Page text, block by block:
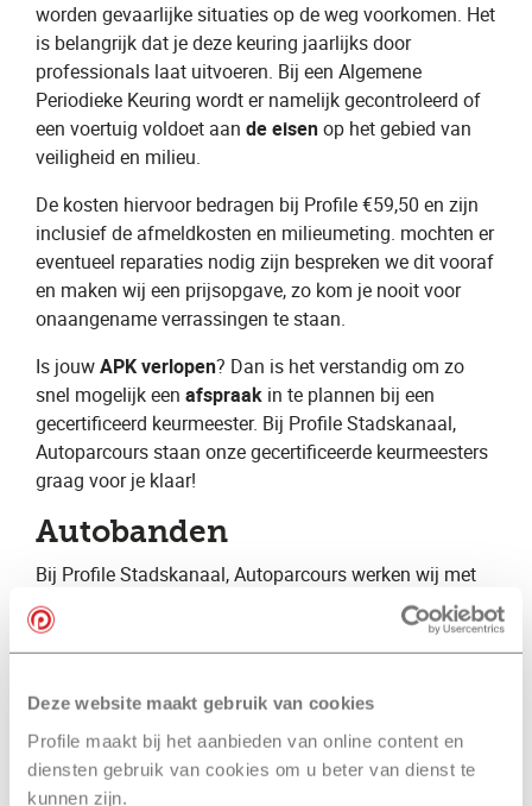
Deze website maakt gebruik van cookies
Profile maakt bij het aanbieden van online content en
diensten gebruik van cookies om u beter van dienst te
kunnen zijn.
worden gevaarlijke situaties op de weg voorkomen. Het
is belangrijk dat je deze keuring jaarlijks door
professionals laat uitvoeren. Bij een Algemene
Periodieke Keuring wordt er namelijk gecontroleerd of
een voertuig voldoet aan ​ de eisen​ op het gebied van
veiligheid en milieu.
De kosten hiervoor bedragen bij Profile €59,50 en zijn
inclusief de afmeldkosten en milieumeting. mochten er
eventueel reparaties nodig zijn bespreken we dit vooraf
en maken wij een prijsopgave, zo kom je nooit voor
onaangename verrassingen te staan.
Is jouw ​APK verlopen? Dan is het verstandig om zo
snel mogelijk een ​ afspraak ​ in te plannen bij een
gecertificeerd keurmeester. Bij Profile Stadskanaal,
Autoparcours staan onze gecertificeerde keurmeesters
graag voor je klaar!
Autobanden
Bij Profile Stadskanaal, Autoparcours ​werken wij met
monteurs met jarenlange ervaring. Hierdoor beschikken
wij over specialistische kennis op vele verschillende
gebieden. Wij kunnen hierdoor een volledige
zakelijke automobilist. Daarnaast zijn wij
gespecialiseerd op het gebied van autobanden en
geven wij graag advies over bijvoorbeeld ​zomerbanden​